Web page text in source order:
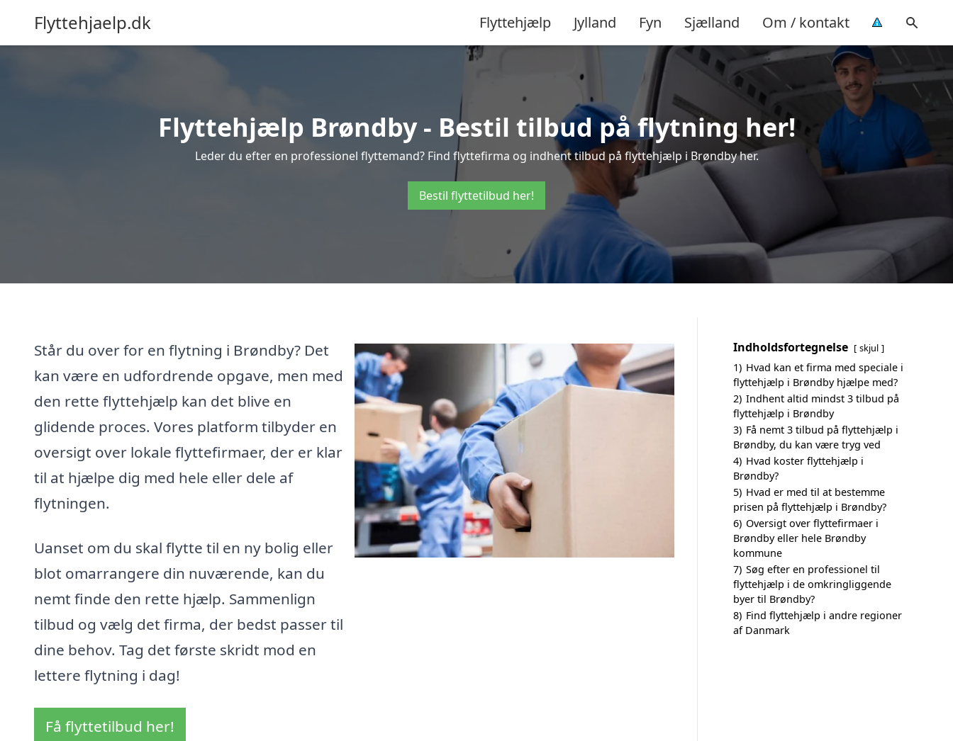
Flyttehjaelp.dk Flyttehjælp Jylland Fyn Sjælland Om / kontakt
Flyttehjælp Brøndby - Bestil tilbud på flytning her!
Leder du efter en professionel flyttemand? Find flyttefirma og indhent tilbud på flyttehjælp i Brøndby her.
Bestil flyttetilbud her!
Står du over for en flytning i Brøndby? Det
kan være en udfordrende opgave, men med
den rette flyttehjælp kan det blive en
glidende proces. Vores platform tilbyder en
oversigt over lokale flyttefirmaer, der er klar
til at hjælpe dig med hele eller dele af
flytningen.
Uanset om du skal flytte til en ny bolig eller
blot omarrangere din nuværende, kan du
nemt finde den rette hjælp. Sammenlign
tilbud og vælg det firma, der bedst passer til
dine behov. Tag det første skridt mod en
lettere flytning i dag!
Få flyttetilbud her!
Indholdsfortegnelse skjul
1) Hvad kan et firma med speciale i
flyttehjælp i Brøndby hjælpe med?
2) Indhent altid mindst 3 tilbud på
flyttehjælp i Brøndby
3) Få nemt 3 tilbud på flyttehjælp i
Brøndby, du kan være tryg ved
4) Hvad koster flyttehjælp i
Brøndby?
5) Hvad er med til at bestemme
prisen på flyttehjælp i Brøndby?
6) Oversigt over flyttefirmaer i
Brøndby eller hele Brøndby
kommune
7) Søg efter en professionel til
flyttehjælp i de omkringliggende
byer til Brøndby?
8) Find flyttehjælp i andre regioner
af Danmark